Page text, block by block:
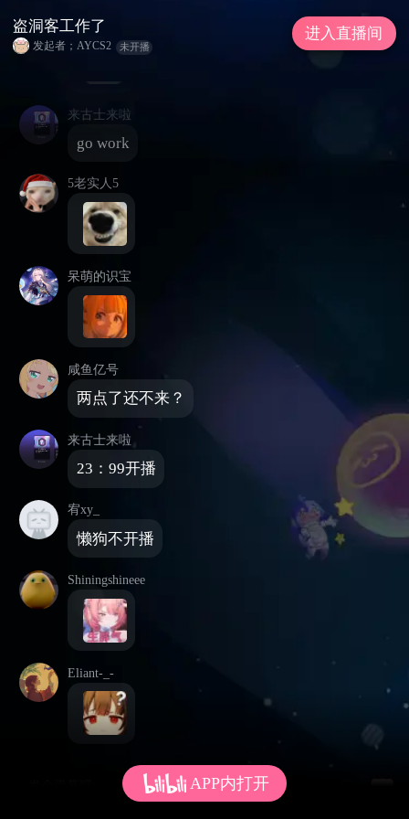
_pray23
来古士来啦
go work
5老实人5
呆萌的识宝
咸鱼亿号
两点了还不来？
来古士来啦
23：99开播
宥xy_
懒狗不开播
Shiningshineee
Eliant-_-
盗洞客工作了
发起者；AYCS2 未开播
进入直播间
APP内打开